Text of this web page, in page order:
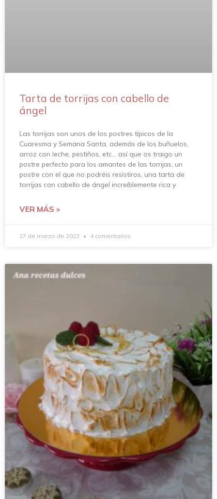
Tarta de torrijas con cabello de
ángel
Las torrijas son unos de los postres típicos de la
Cuaresma y Semana Santa, además de los buñuelos,
arroz con leche, pestiños, etc… así que os traigo un
postre perfecto para los amantes de las torrijas, un
postre con el que no podréis resistiros, una tarta de
torrijas con cabello de ángel increíblemente rica y
VER MÁS »
27 de marzo de 2023 4 comentarios